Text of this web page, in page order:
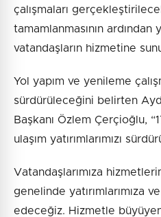
çalışmaları
tamamlanmasının
vatandaşların hizmetine
Yol yapım ve yenileme
sürdürüleceğini belirten
Başkanı Özlem Çerçioğlu,
ulaşım yatırımlarımızı
Vatandaşlarımıza
genelinde yatırımlarımıza
edeceğiz. Hizmetle